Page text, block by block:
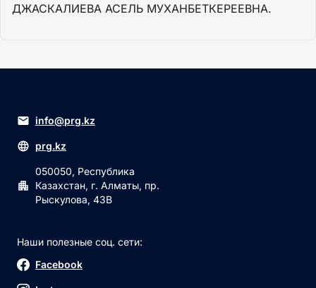
ДЖАСКАЛИЕВА АСЕЛЬ МУХАНБЕТКЕРЕЕВНА.
info@prg.kz
prg.kz
050050, Республика
Казахстан, г. Алматы, пр.
Рыскулова, 43В
Наши полезные соц. сети:
Facebook